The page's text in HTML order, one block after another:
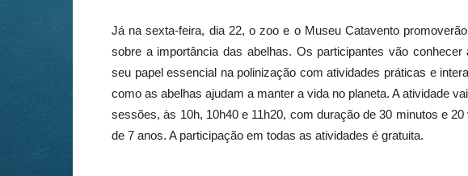
Já na sexta-feira, dia 22, o zoo e o Museu Catavento
sobre a importância das abelhas. Os participantes vão
seu papel essencial na polinização com atividades práticas e
como as abelhas ajudam a manter a vida no planeta. A atividade
sessões, às 10h, 10h40 e 11h20, com duração de 30 minutos e
de 7 anos. A participação em todas as atividades é gratuita.